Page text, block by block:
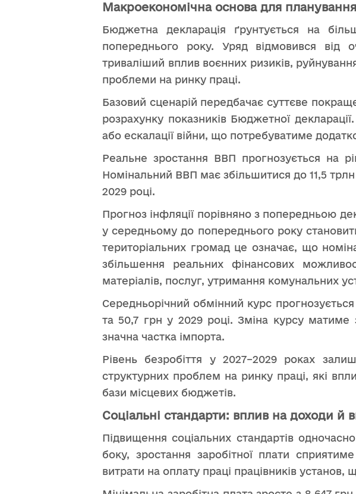
Макроекономічна основа для
Бюджетна декларація ґрунтується на
попереднього року. Уряд відмовився від
триваліший вплив воєнних ризиків,
проблеми на ринку праці.
Базовий сценарій передбачає суттєве
розрахунку показників Бюджетної
або ескалації війни, що потребуватиме
Реальне зростання ВВП прогнозується на
Номінальний ВВП має збільшитися до 11,5
2029 році.
Прогноз інфляції порівняно з попередньою
у середньому до попереднього року
територіальних громад це означає, що
збільшення реальних фінансових
матеріалів, послуг, утримання комунальних
Середньорічний обмінний курс
та 50,7 грн у 2029 році. Зміна курсу матиме
значна частка імпорта.
Рівень безробіття у 2027–2029 роках
структурних проблем на ринку праці, які
бази місцевих бюджетів.
Соціальні стандарти: вплив на доходи й
Підвищення соціальних стандартів
боку, зростання заробітної плати
витрати на оплату праці працівників